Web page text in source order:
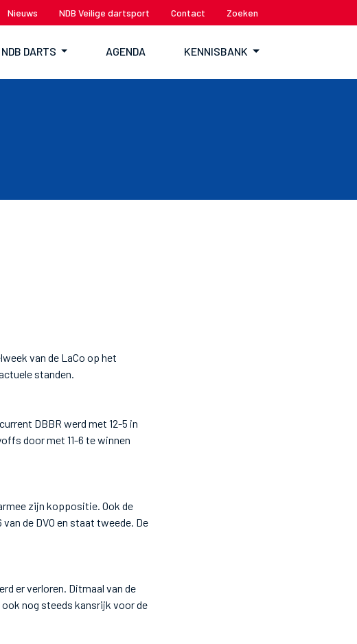
Nieuws NDB Veilige dartsport Contact Zoeken
NDB DARTS AGENDA KENNISBANK
van de LaCo op het
standen.
DBBR werd met 12-5 in
door met 11-6 te winnen
zijn koppositie. Ook de
de DVO en staat tweede. De
er verloren. Ditmaal van de
ook nog steeds kansrijk voor de